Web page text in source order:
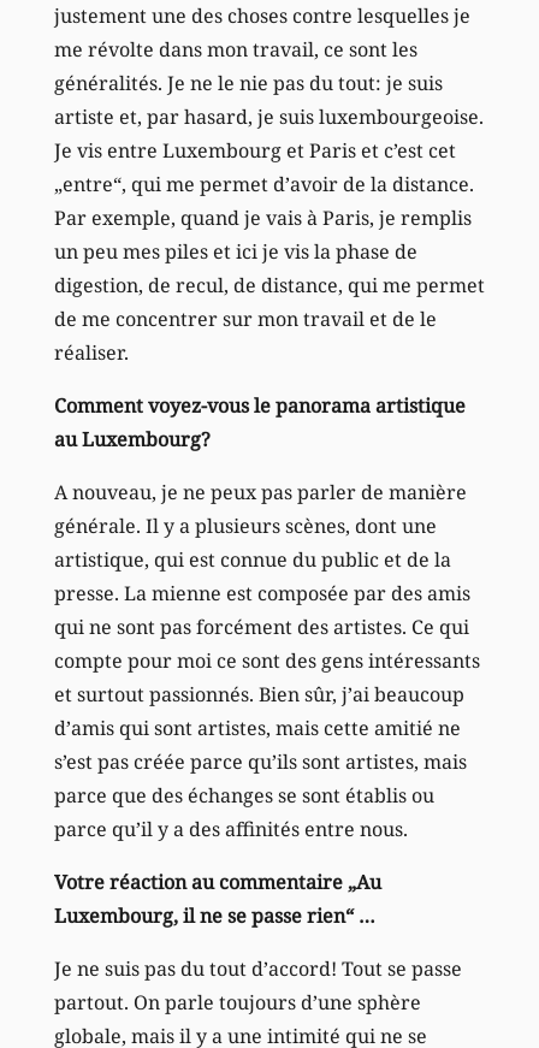
justement une des choses contre lesquelles je
me révolte dans mon travail, ce sont les
généralités. Je ne le nie pas du tout: je suis
artiste et, par hasard, je suis luxembourgeoise.
Je vis entre Luxembourg et Paris et c’est cet
„entre“, qui me permet d’avoir de la distance.
Par exemple, quand je vais à Paris, je remplis
un peu mes piles et ici je vis la phase de
digestion, de recul, de distance, qui me permet
de me concentrer sur mon travail et de le
réaliser.
Comment voyez-vous le panorama artistique
au Luxembourg?
A nouveau, je ne peux pas parler de manière
générale. Il y a plusieurs scènes, dont une
artistique, qui est connue du public et de la
presse. La mienne est composée par des amis
qui ne sont pas forcément des artistes. Ce qui
compte pour moi ce sont des gens intéressants
et surtout passionnés. Bien sûr, j’ai beaucoup
d’amis qui sont artistes, mais cette amitié ne
s’est pas créée parce qu’ils sont artistes, mais
parce que des échanges se sont établis ou
parce qu’il y a des affinités entre nous.
Votre réaction au commentaire „Au
Luxembourg, il ne se passe rien“ …
Je ne suis pas du tout d’accord! Tout se passe
partout. On parle toujours d’une sphère
globale, mais il y a une intimité qui ne se